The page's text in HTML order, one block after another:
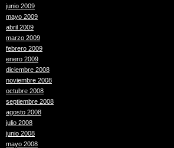
junio 2009
mayo 2009
abril 2009
marzo 2009
febrero 2009
enero 2009
diciembre 2008
noviembre 2008
octubre 2008
septiembre 2008
agosto 2008
julio 2008
junio 2008
mayo 2008